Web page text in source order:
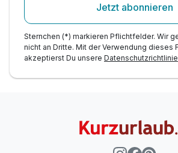
Jetzt abonnieren
Sternchen (*) markieren Pflichtfelder. Wir
nicht an Dritte. Mit der Verwendung dieses
akzeptierst Du unsere Datenschutzrichtlinie